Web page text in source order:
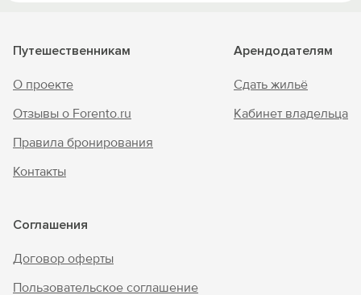
Путешественникам
О проекте
Отзывы о Forento.ru
Правила бронирования
Контакты
Арендодателям
Сдать жильё
Кабинет владельца
Соглашения
Договор оферты
Пользовательское соглашение